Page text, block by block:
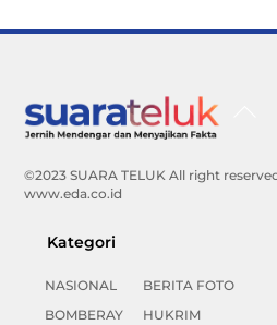
©2023 SUARA TELUK All right
www.eda.co.id
Kategori
NASIONAL
BOMBERAY
BERITA FOTO
HUKRIM